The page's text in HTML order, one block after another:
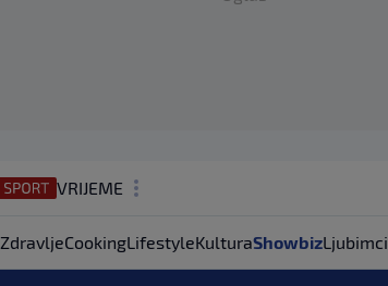
VRIJEME
REGIJA
ZdravljeCookingLifestyleKulturaShowbizLjubimci